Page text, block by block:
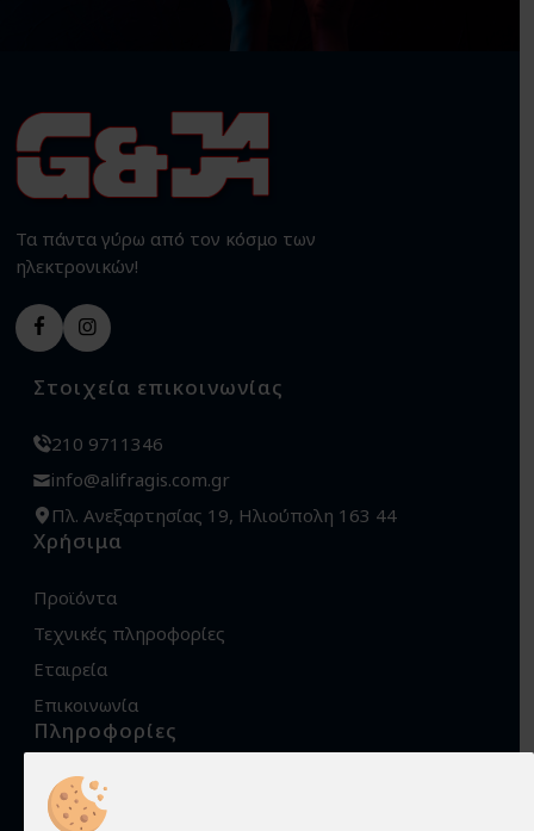
Τα πάντα γύρω από τον κόσμο των
ηλεκτρονικών!
Στοιχεία επικοινωνίας
210 9711346
info@alifragis.com.gr
Πλ. Ανεξαρτησίας 19, Ηλιούπολη 163 44
Χρήσιμα
Προϊόντα
Τεχνικές πληροφορίες
Εταιρεία
Επικοινωνία
Πληροφορίες
Όροι χρήσης
Προστασία προσωπικών δεδομένων